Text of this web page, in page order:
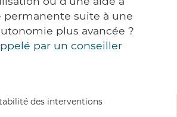
permanente suite à une
plus avancée ?
par un conseiller